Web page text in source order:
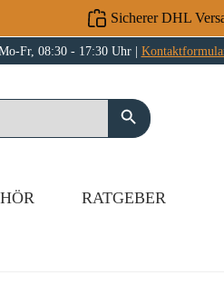
Sicherer DHL
Fr, 08:30 - 17:30 Uhr |
RATGEBER